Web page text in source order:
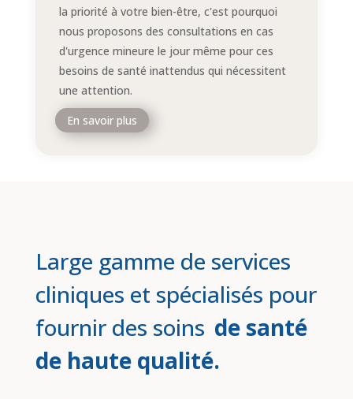
la priorité à votre bien-être, c'est pourquoi
nous proposons des consultations en cas
d'urgence mineure le jour même pour ces
besoins de santé inattendus qui nécessitent
une attention.
En savoir plus
Large gamme de services
cliniques et spécialisés pour
fournir des soins de santé
de haute qualité.